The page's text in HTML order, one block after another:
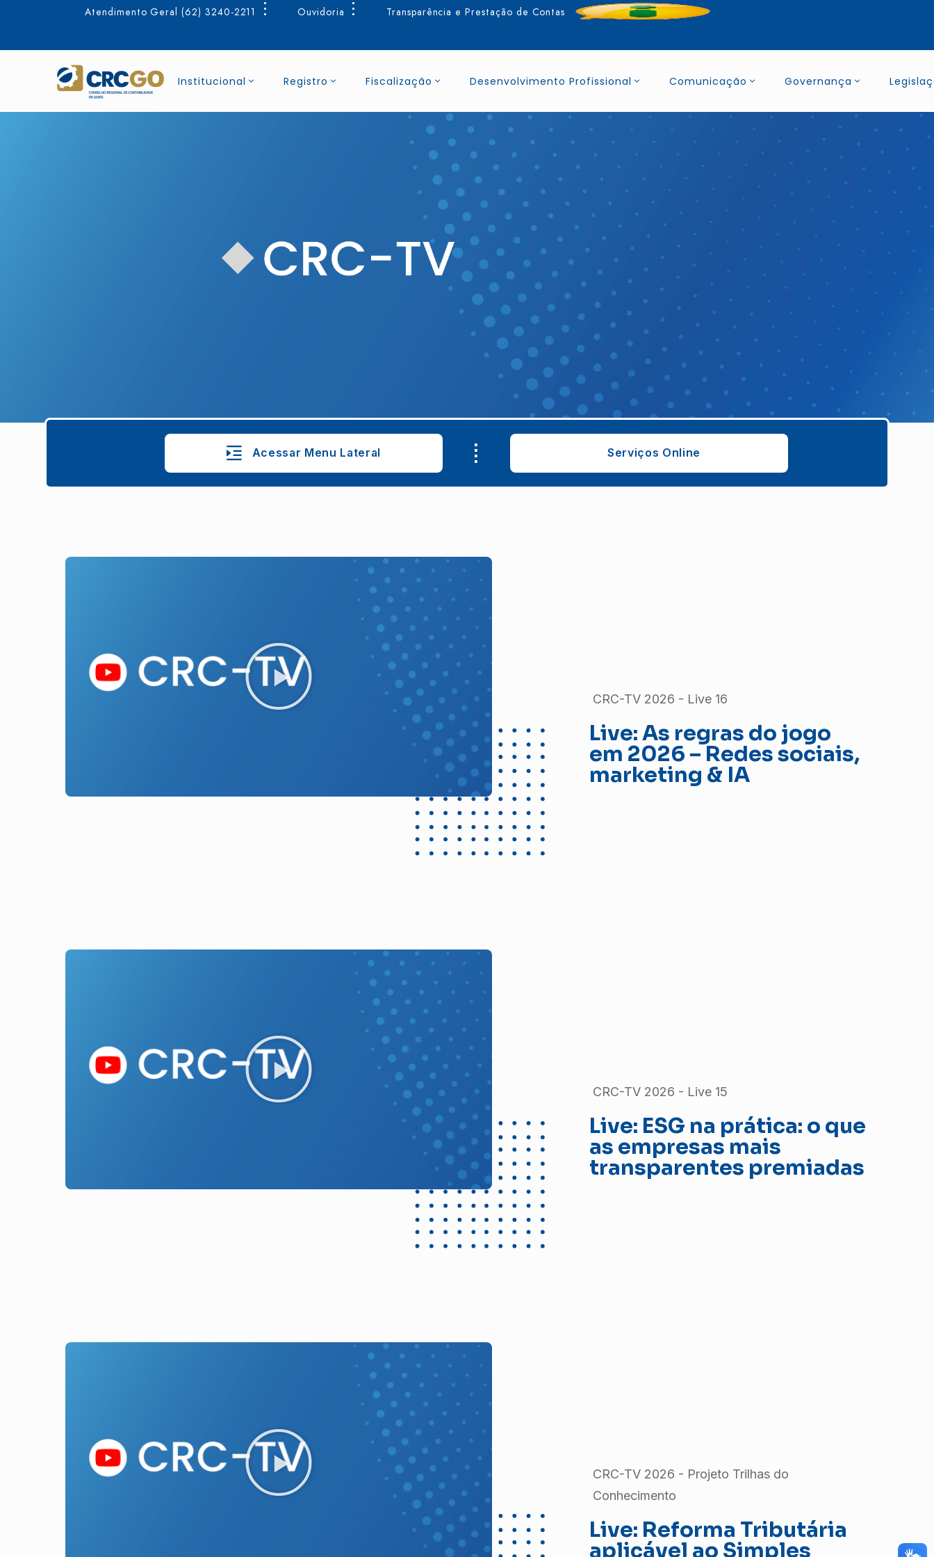
Atendimento Geral (62) 3240-2211 Ouvidoria Transparência e Prestação de Contas
Institucional Registro Fiscalização Desenvolvimento Profissional Comunicação Governança
Acessar Menu Lateral
.... Serviços Online
CRC-TV 2026 - Live 16
Live: As regras do jogo
em 2026 – Redes sociais,
marketing & IA
CRC-TV 2026 - Live 15
Live: ESG na prática: o que
as empresas mais
transparentes premiadas
CRC-TV 2026 - Projeto Trilhas do
Conhecimento
Live: Reforma Tributária
aplicável ao Simples